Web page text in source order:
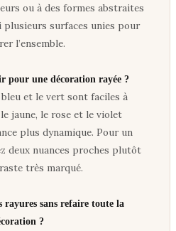
ou à des formes abstraites
plusieurs surfaces unies pour
l’ensemble.
pour une décoration rayée ?
et le vert sont faciles à
jaune, le rose et le violet
plus dynamique. Pour un
deux nuances proches plutôt
très marqué.
rayures sans refaire toute la
?